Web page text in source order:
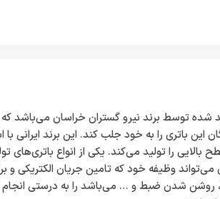
شده توسط برند نیرو گستران خراسان می‌باشد که
باتری را به خود جلب کند. این برند ایرانی با
بالایی را تولید می‌کند. یکی از انواع باتری‌های
می‌تواند وظیفه خود که تامین جریان الکتریکی و
روشن شدن ضبط و … می‌باشد را به درستی